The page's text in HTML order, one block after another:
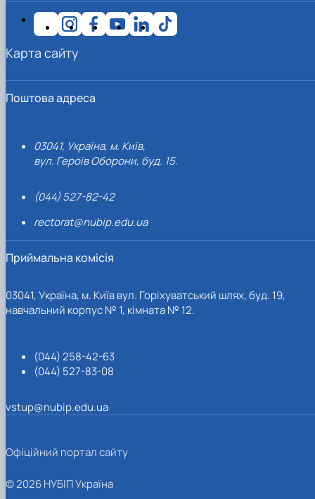
Поштова адреса
03041, Україна, м. Київ,
вул. Героїв Оборони, буд. 15.
(044) 527-82-42
rectorat@nubip.edu.ua
Приймальна комісія
03041, Україна, м. Київ вул. Горіхуватський шлях, буд. 19,
навчальний корпус № 1, кімната № 12.
(044) 258-42-63
(044) 527-83-08
vstup@nubip.edu.ua
Карта сайту
Офіційний портал сайту
© 2026 НУБІП Україна